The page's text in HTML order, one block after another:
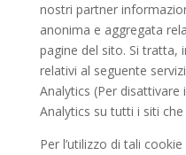
nostri partner
anonima e aggregata
pagine del sito. Si tratta,
relativi al seguente
Analytics (Per
Analytics su tutti i siti
Per l’utilizzo di tali